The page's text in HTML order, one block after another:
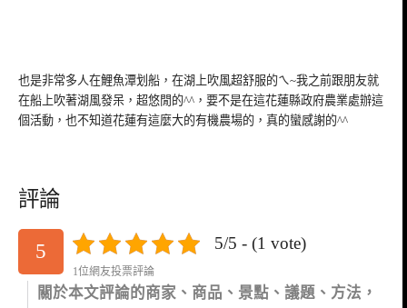
也是非常多人在鯉魚潭划船，在湖上吹風超舒服的ㄟ~我之前跟朋友就
在船上吹著湖風發呆，超悠閒的^^，要不是在這花蓮縣政府農業處辦這
個活動，也不知道花蓮有這麼大的有機農場的，真的蠻感謝的^^
評論
5 5/5 - (1 vote)
1位網友投票評論
關於本文評論的商家、商品、景點、議題、方法，